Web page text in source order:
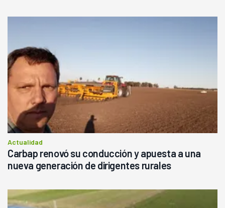
Actualidad
Carbap renovó su conducción y apuesta a una
nueva generación de dirigentes rurales